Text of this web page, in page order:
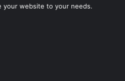
your website to your needs.